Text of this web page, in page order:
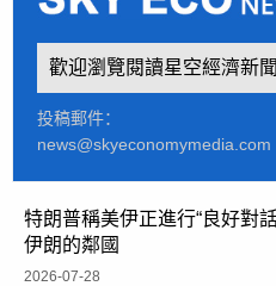
歡迎瀏覽閱讀星空經濟新
投稿郵件：
news@skyeconomymedia.com
特朗普稱美伊正進行“良好對
伊朗的鄰國
2026-07-28